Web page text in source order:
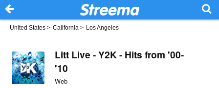
United States > California > Los Angeles
Litt Live - Y2K - Hits from '00-
'10
Web